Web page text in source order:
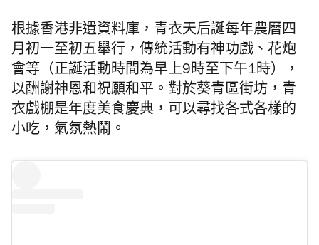
根據香港非遺資料庫，青衣天后誕每年農曆四
月初一至初五舉行，傳統活動有神功戲、花炮
會等（正誕活動時間為早上9時至下午1時），
以酬謝神恩和祝願和平。對於葵青區街坊，青
衣戲棚是年度美食慶典，可以尋找各式各樣的
小吃，氣氛熱鬧。